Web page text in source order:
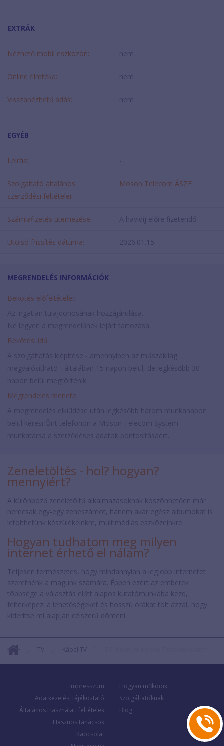
EXTRÁK
Nézhető mobil eszközön: nem
Online filmtéka: nem
Visszanézhető adás: nem
EGYÉB
Leírás: -
Szolgáltató általános
szerződési feltételei:
Moson Telecom ÁSZF
Számlafizetés ütemezése: A havidíj előre fizetendő.
Utolsó frissítés dátuma: 2026.01.15.
MEGRENDELÉS INFORMÁCIÓK
Bekötés előfeltételei:
Bekötési idő:
Megrendelés menete:
Zeneletöltés - hol? hogyan?
mennyiért?
A különböző zeneletöltő alkalmazásoknak köszönhetően már
nemcsak egy-egy zeneszámot, hanem akár egész albumokat is
letölthetünk készülékeinkre, multimédiás eszközeinkre.
Hogyan tudhatom meg milyen
internet érhető el nálam?
Teljesen természetes, hogy mindannyian a legjobb internetet
szeretnénk a magunk számára. Éppen ezért az emberek
többsége a választás előtt alapos kutatómunkába kezd,
feltérképezi a lehetőségeket és hosszú órákat tölt azzal, hogy
kiderítse mi alapján célszerű dönteni.
TV Kábel TV
Impresszum
Adatkezelési tájékoztató
Általános Használati feltételek
Hasznos tanácsok
Kapcsolat
Hogyan működik
Szolgáltatóknak
Blog